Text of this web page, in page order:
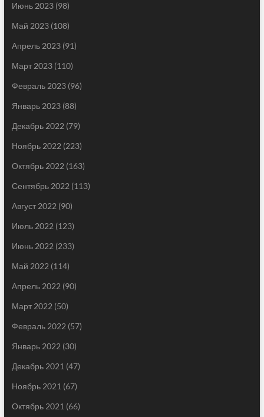
Июнь 2023(98)
Май 2023(108)
Апрель 2023(91)
Март 2023(110)
Февраль 2023(96)
Январь 2023(88)
Декабрь 2022 (79)
Ноябрь 2022 (223)
Октябрь 2022 (163)
Сентябрь 2022 (113)
Август 2022 (90)
Июль 2022 (123)
Июнь 2022 (233)
Май 2022 (114)
Апрель 2022 (90)
Март 2022 (50)
Февраль 2022 (57)
Январь 2022 (30)
Декабрь 2021 (47)
Ноябрь 2021 (67)
Октябрь 2021 (66)